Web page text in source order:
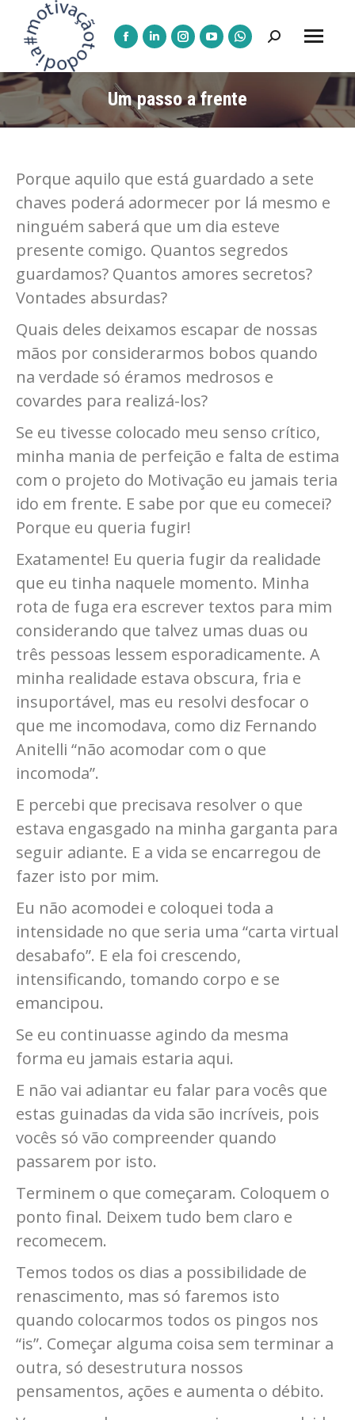
A
página
Facebook
abre
janela
A
página
LinkedIn
abre
janela
A
página
Instagram
abre
janela
A
página
YouTube
abre
janela
A
página
WhatsApp
janela
Pesquisar:
Um passo a frente
Porque aquilo que está guardado a sete
chaves poderá adormecer por lá mesmo e
ninguém saberá que um dia esteve
presente comigo. Quantos segredos
guardamos? Quantos amores secretos?
Vontades absurdas?
Quais deles deixamos escapar de nossas
mãos por considerarmos bobos quando
na verdade só éramos medrosos e
covardes para realizá-los?
Se eu tivesse colocado meu senso crítico,
minha mania de perfeição e falta de estima
com o projeto do Motivação eu jamais teria
ido em frente. E sabe por que eu comecei?
Porque eu queria fugir!
Exatamente! Eu queria fugir da realidade
que eu tinha naquele momento. Minha
rota de fuga era escrever textos para mim
considerando que talvez umas duas ou
três pessoas lessem esporadicamente. A
minha realidade estava obscura, fria e
insuportável, mas eu resolvi desfocar o
que me incomodava, como diz Fernando
Anitelli “não acomodar com o que
incomoda”.
E percebi que precisava resolver o que
estava engasgado na minha garganta para
seguir adiante. E a vida se encarregou de
fazer isto por mim.
Eu não acomodei e coloquei toda a
intensidade no que seria uma “carta virtual
desabafo”. E ela foi crescendo,
intensificando, tomando corpo e se
emancipou.
Se eu continuasse agindo da mesma
forma eu jamais estaria aqui.
E não vai adiantar eu falar para vocês que
estas guinadas da vida são incríveis, pois
vocês só vão compreender quando
passarem por isto.
Terminem o que começaram. Coloquem o
ponto final. Deixem tudo bem claro e
recomecem.
Temos todos os dias a possibilidade de
renascimento, mas só faremos isto
quando colocarmos todos os pingos nos
“is”. Começar alguma coisa sem terminar a
outra, só desestrutura nossos
pensamentos, ações e aumenta o débito.